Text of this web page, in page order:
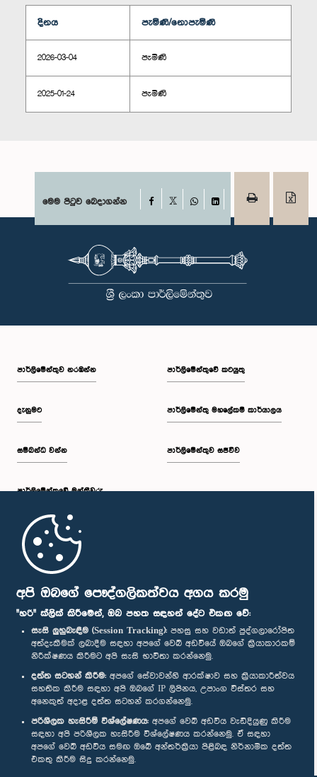
අපි ඔබගේ පෞද්ගලිකත්වය අගය කරමු
"හරි" ක්ලික් කිරීමෙන්, ඔබ පහත සඳහන් දේට එකඟ වේ:
සැසි ලුහුබැඳීම (Session Tracking): පහසු සහ වඩාත් පුද්ගලාරෝපිත
අත්දැකීමක් ලබාදීම සඳහා අපගේ වෙබ් අඩවියේ ඔබගේ ක්‍රියාකාරකම්
නිරීක්ෂණය කිරීමට අපි සැසි භාවිතා කරන්නෙමු.
දත්ත සටහන් කිරීම: අපගේ සේවාවන්හි ආරක්ෂාව සහ ක්‍රියාකාරීත්වය
සහතික කිරීම සඳහා අපි ඔබගේ IP ලිපිනය, උපාංග විස්තර සහ
අනෙකුත් අදාළ දත්ත සටහන් කරගන්නෙමු.
පරිශීලක හැසිරීම් විශ්ලේෂණය: අපගේ වෙබ් අඩවිය වැඩිදියුණු කිරීම
සඳහා අපි පරිශීලක හැසිරීම විශ්ලේෂණය කරන්නෙමු. ඒ සඳහා
අපගේ වෙබ් අඩවිය සමඟ ඔබේ අන්තර්ක්‍රියා පිළිබඳ නිර්නාමික දත්ත
එකතු කිරීම සිදු කරන්නෙමු.
දිනය පැමිණි/නොපැමිණි
2026-03-04 පැමිණි
2025-01-24 පැමිණි
මෙම පිටුව බෙදාගන්න Facebook
WhatsAppLinkedIn
පාර්ලි‌මේන්තුව නරඹන්න
දැනුමට
සම්බන්ධ වන්න
පාර්ලි‌මේන්තුවේ මන්ත්‍රීවරු
මුල් පිටුව
පාර්ලිමේන්තුවේ කටයුතු
පාර්ලිමේන්තු මහලේකම් කාර්යාලය
පාර්ලිමේන්තුව සජීවීව
පාර්ලිමේන්තු ජංගම යෙදුම
අප හා සම්බන්ධ වී සිටින්න :
සම්මාන
පෞද්ගලිකත්ව ප්‍රතිපත්තිය